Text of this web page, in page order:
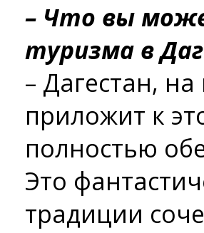
– Что вы
туризма в
– Дагестан,
приложит к
полностью
Это
традиции